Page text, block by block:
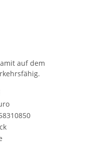
auf dem